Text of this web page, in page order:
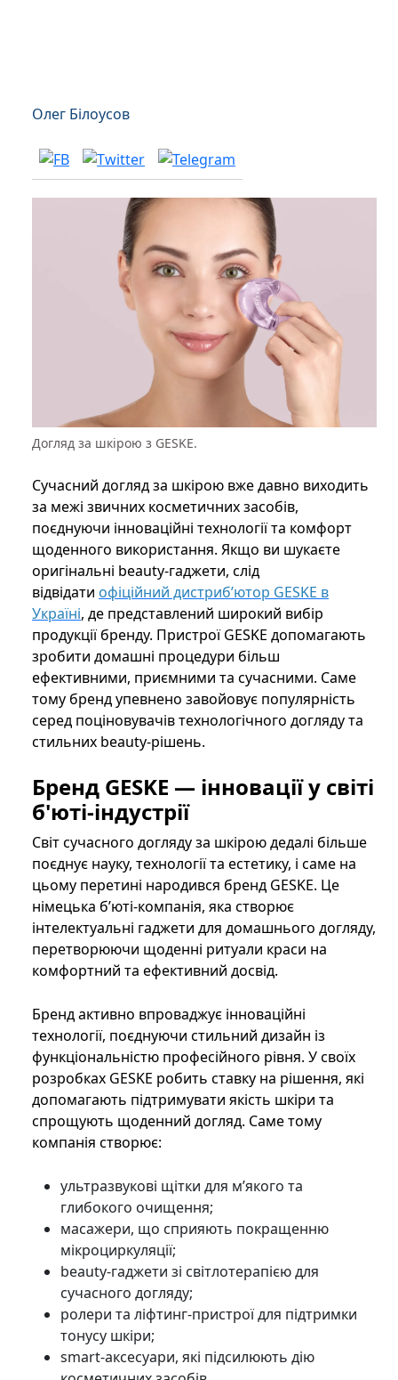
Олег Білоусов
Догляд за шкірою з GESKE.
Сучасний догляд за шкірою вже давно виходить
за межі звичних косметичних засобів,
поєднуючи інноваційні технології та комфорт
щоденного використання. Якщо ви шукаєте
оригінальні beauty-гаджети, слід
відвідати офіційний дистриб’ютор GESKE в
Україні, де представлений широкий вибір
продукції бренду. Пристрої GESKE допомагають
зробити домашні процедури більш
ефективними, приємними та сучасними. Саме
тому бренд упевнено завойовує популярність
серед поціновувачів технологічного догляду та
стильних beauty-рішень.
Бренд GESKE — інновації у світі
б'юті-індустрії
Світ сучасного догляду за шкірою дедалі більше
поєднує науку, технології та естетику, і саме на
цьому перетині народився бренд GESKE. Це
німецька б’юті-компанія, яка створює
інтелектуальні гаджети для домашнього догляду,
перетворюючи щоденні ритуали краси на
комфортний та ефективний досвід.
Бренд активно впроваджує інноваційні
технології, поєднуючи стильний дизайн із
функціональністю професійного рівня. У своїх
розробках GESKE робить ставку на рішення, які
допомагають підтримувати якість шкіри та
спрощують щоденний догляд. Саме тому
компанія створює:
ультразвукові щітки для м’якого та
глибокого очищення;
масажери, що сприяють покращенню
мікроциркуляції;
beauty-гаджети зі світлотерапією для
сучасного догляду;
ролери та ліфтинг-пристрої для підтримки
тонусу шкіри;
smart-аксесуари, які підсилюють дію